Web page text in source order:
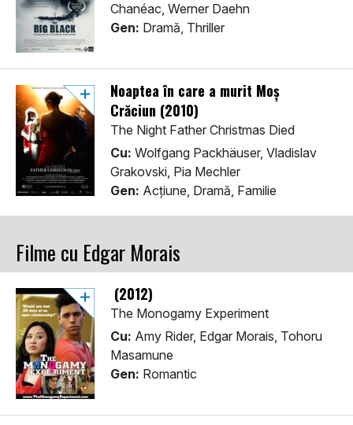
Chanéac, Werner Daehn
Gen: Dramă, Thriller
Noaptea în care a murit Moș
Crăciun (2010)
The Night Father Christmas Died
Cu: Wolfgang Packhäuser, Vladislav
Grakovski, Pia Mechler
Gen: Acţiune, Dramă, Familie
Filme cu Edgar Morais
(2012)
The Monogamy Experiment
Cu: Amy Rider, Edgar Morais, Tohoru
Masamune
Gen: Romantic